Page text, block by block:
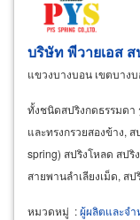
บริษัท พีวายเอส ส
แขวงบางบอน เขตบาง
ทั้งชนิดสปริงกดธรรมดา
และทรงกรวยสองข้าง,
spring) สปริงโหลด สปริ
สายพานลำเลียงเม็ด, ส
หมวดหมู่ :ผู้ผลิตและจ